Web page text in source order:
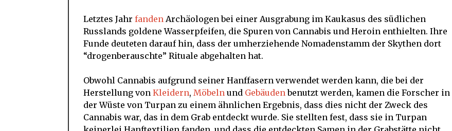
Letztes Jahr fanden Archäologen bei einer Ausgrabung im Kaukasus des südlichen
Russlands goldene Wasserpfeifen, die Spuren von Cannabis und Heroin enthielten. Ihre
Funde deuteten darauf hin, dass der umherziehende Nomadenstamm der Skythen dort
“drogenberauschte” Rituale abgehalten hat.
Obwohl Cannabis aufgrund seiner Hanffasern verwendet werden kann, die bei der
Herstellung von Kleidern, Möbeln und Gebäuden benutzt werden, kamen die Forscher in
der Wüste von Turpan zu einem ähnlichen Ergebnis, dass dies nicht der Zweck des
Cannabis war, das in dem Grab entdeckt wurde. Sie stellten fest, dass sie in Turpan